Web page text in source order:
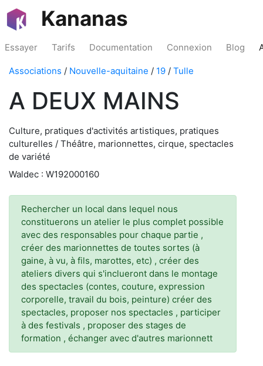
Kananas
Essayer Tarifs Documentation Connexion Blog
Associations / Nouvelle-aquitaine / 19 / Tulle
A DEUX MAINS
Culture, pratiques d'activités artistiques, pratiques
culturelles / Théâtre, marionnettes, cirque, spectacles
de variété
Waldec : W192000160
Rechercher un local dans lequel nous
constituerons un atelier le plus complet possible
avec des responsables pour chaque partie ,
créer des marionnettes de toutes sortes (à
gaine, à vu, à fils, marottes, etc) , créer des
ateliers divers qui s'inclueront dans le montage
des spectacles (contes, couture, expression
corporelle, travail du bois, peinture) créer des
spectacles, proposer nos spectacles , participer
à des festivals , proposer des stages de
formation , échanger avec d'autres marionnett